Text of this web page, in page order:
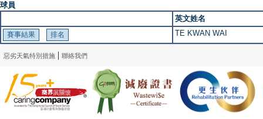
球員
英文姓名
TE KWAN WAI